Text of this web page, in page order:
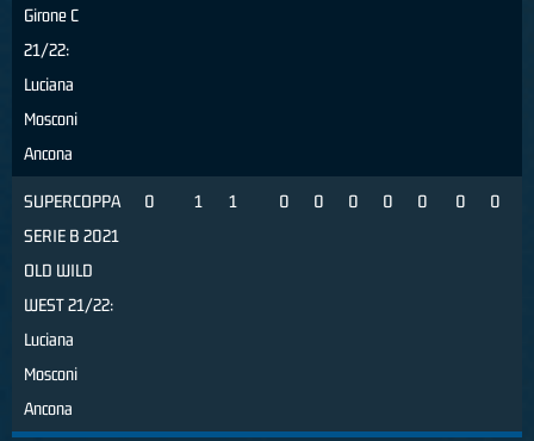
Girone C
21/22:
Luciana
Mosconi
Ancona
SUPERCOPPA
SERIE B 2021
OLD WILD
WEST 21/22:
Luciana
Mosconi
Ancona
0 1 1 0 0 0 0 0 0 0